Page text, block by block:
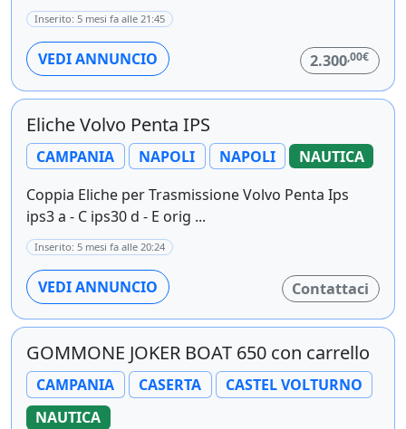
Inserito: 5 mesi fa alle 21:45
VEDI ANNUNCIO 2.300,00€
Eliche Volvo Penta IPS
CAMPANIA NAPOLI NAPOLI
NAUTICA
Coppia Eliche per Trasmissione Volvo Penta Ips
ips3 a - C ips30 d - E orig ...
Inserito: 5 mesi fa alle 20:24
VEDI ANNUNCIO Contattaci
GOMMONE JOKER BOAT 650 con carrello
CAMPANIA CASERTA
CASTEL VOLTURNO
NAUTICA